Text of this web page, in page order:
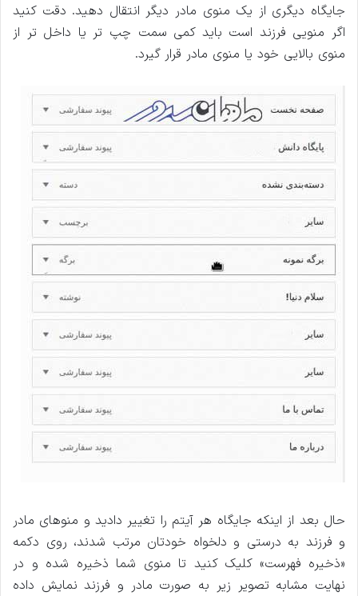
جایگاه دیگری از یک منوی مادر دیگر انتقال دهید. دقت کنید
اگر منویی فرزند است باید کمی سمت چپ تر یا داخل تر از
منوی بالایی خود یا منوی مادر قرار گیرد.
حال بعد از اینکه جایگاه هر آیتم را تغییر دادید و منوهای مادر
و فرزند به درستی و دلخواه خودتان مرتب شدند، روی دکمه
«ذخیره فهرست» کلیک کنید تا منوی شما ذخیره شده و در
نهایت مشابه تصویر زیر به صورت مادر و فرزند نمایش داده